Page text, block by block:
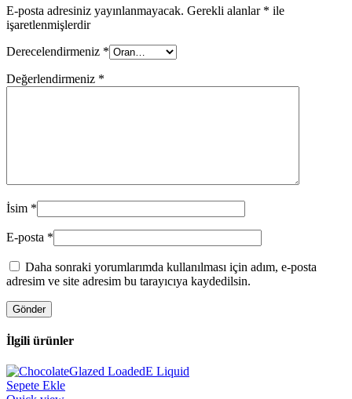
E-posta adresiniz yayınlanmayacak. Gerekli alanlar * ile
işaretlenmişlerdir
Derecelendirmeniz *
Değerlendirmeniz *
İsim *
E-posta *
Daha sonraki yorumlarımda kullanılması için adım, e-posta
adresim ve site adresim bu tarayıcıya kaydedilsin.
İlgili ürünler
Sepete Ekle